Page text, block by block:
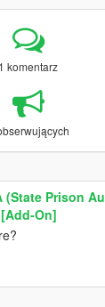
1 komentarz
(State Prison
On]